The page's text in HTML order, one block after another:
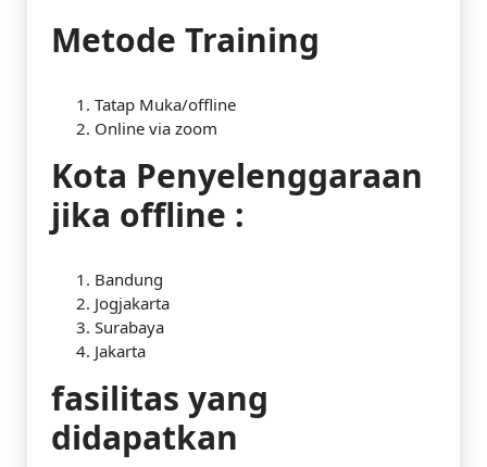
Metode Training
Tatap Muka/offline
Online via zoom
Kota Penyelenggaraan
jika offline :
Bandung
Jogjakarta
Surabaya
Jakarta
fasilitas yang
didapatkan